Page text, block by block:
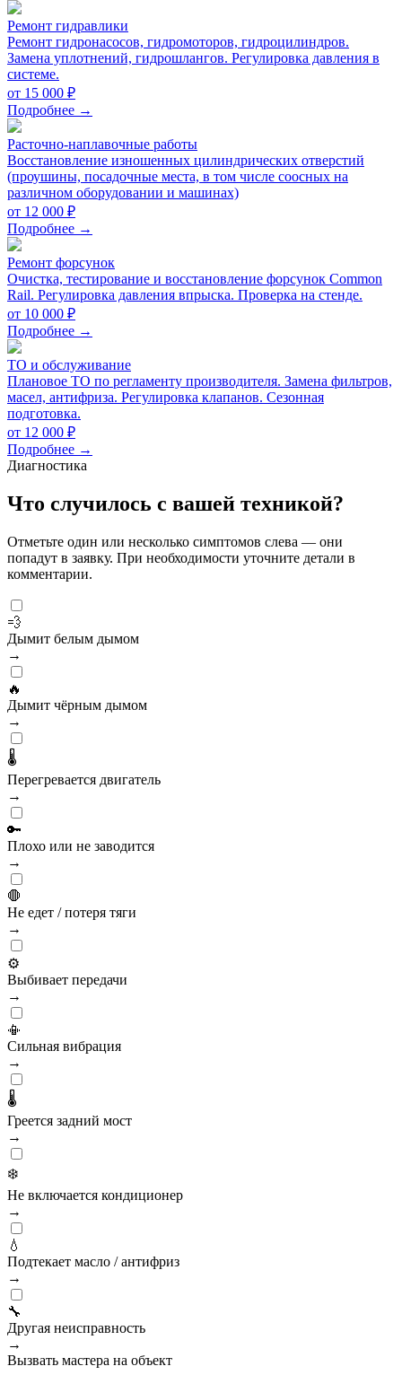
Ремонт гидравлики
Ремонт гидронасосов, гидромоторов, гидроцилиндров.
Замена уплотнений, гидрошлангов. Регулировка давления в
системе.
от 15 000 ₽
Подробнее →
Расточно-наплавочные работы
Восстановление изношенных цилиндрических отверстий
(проушины, посадочные места, в том числе соосных на
различном оборудовании и машинах)
от 12 000 ₽
Подробнее →
Ремонт форсунок
Очистка, тестирование и восстановление форсунок Common
Rail. Регулировка давления впрыска. Проверка на стенде.
от 10 000 ₽
Подробнее →
ТО и обслуживание
Плановое ТО по регламенту производителя. Замена фильтров,
масел, антифриза. Регулировка клапанов. Сезонная
подготовка.
от 12 000 ₽
Подробнее →
Диагностика
Что случилось с вашей техникой?
Отметьте один или несколько симптомов слева — они
попадут в заявку. При необходимости уточните детали в
комментарии.
💨
Дымит белым дымом
→
🔥
Дымит чёрным дымом
→
🌡️
Перегревается двигатель
→
🔑
Плохо или не заводится
→
🛑
Не едет / потеря тяги
→
⚙️
Выбивает передачи
→
📳
Сильная вибрация
→
🌡️
Греется задний мост
→
❄️
Не включается кондиционер
→
💧
Подтекает масло / антифриз
→
🔧
Другая неисправность
→
Вызвать мастера на объект